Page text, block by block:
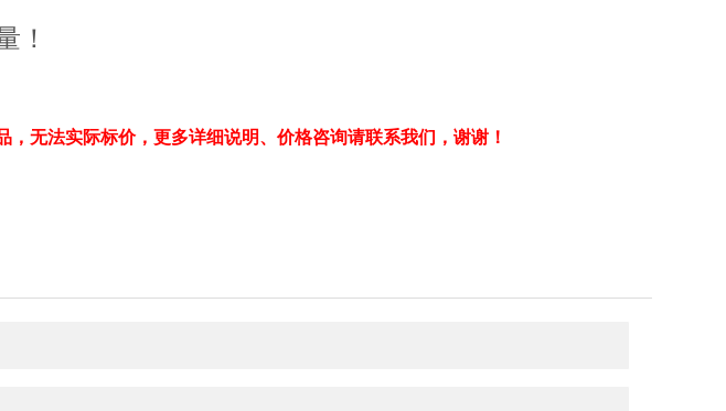
！
无法实际标价，更多详细说明、价格咨询请联系我们，谢谢！